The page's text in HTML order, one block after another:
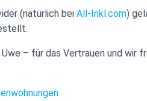
(natürlich bei All-Inkl.com)
– für das Vertrauen und wir